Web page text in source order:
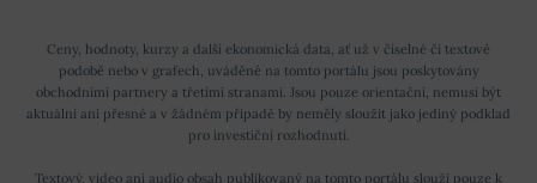
Ceny, hodnoty, kurzy a další ekonomická data, ať už v číselné či textové
podobě nebo v grafech, uváděné na tomto portálu jsou poskytovány
obchodními partnery a třetími stranami. Jsou pouze orientační, nemusí být
aktuální ani přesné a v žádném případě by neměly sloužit jako jediný podklad
pro investiční rozhodnutí.
Textový, video ani audio obsah publikovaný na tomto portálu slouží pouze k